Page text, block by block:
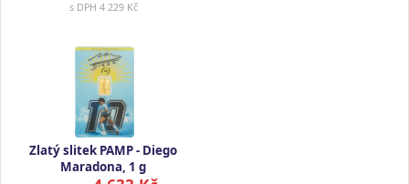
s DPH 4 229 Kč
Zlatý slitek PAMP - Diego
Maradona, 1 g